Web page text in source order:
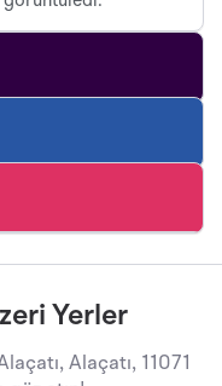
Yerler
Alaçatı, 11071